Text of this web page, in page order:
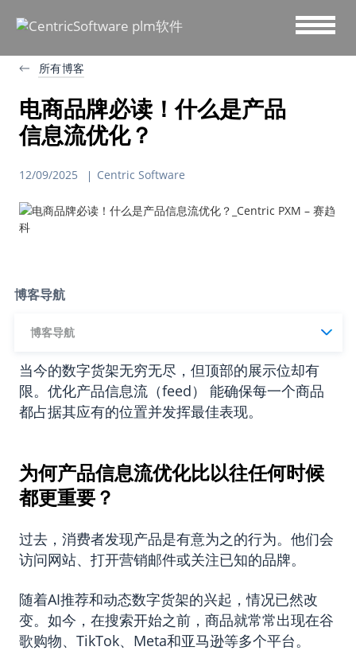
所有博客
电商品牌必读！什么是产品
信息流优化？
12/09/2025 Centric Software
博客导航
博客导航
当今的数字货架无穷无尽，但顶部的展示位却有
限。优化产品信息流（feed） 能确保每一个商品
都占据其应有的位置并发挥最佳表现。
为何产品信息流优化比以往任何时候
都更重要？
过去，消费者发现产品是有意为之的行为。他们会
访问网站、打开营销邮件或关注已知的品牌。
随着AI推荐和动态数字货架的兴起，情况已然改
变。如今，在搜索开始之前，商品就常常出现在谷
歌购物、TikTok、Meta和亚马逊等多个平台。